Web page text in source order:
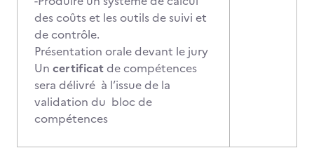
des coûts et les outils de suivi et
de contrôle.
Présentation orale devant le jury
Un certificatde compétences
sera délivré à l’issue de la
validation du bloc de
compétences